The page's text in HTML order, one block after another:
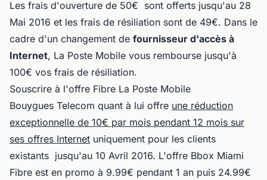
Les frais d'ouverture de 50€ sont offerts jusqu'au 28
Mai 2016 et les frais de résiliation sont de 49€. Dans le
cadre d'un changement de fournisseur d'accès à
Internet, La Poste Mobile vous rembourse jusqu'à
100€ vos frais de résiliation.
Souscrire à l'offre Fibre La Poste Mobile
Bouygues Telecom quant à lui offre une réduction
exceptionnelle de 10€ par mois pendant 12 mois sur
ses offres Internet uniquement pour les clients
existants jusqu'au 10 Avril 2016. L'offre Bbox Miami
Fibre est en promo à 9.99€ pendant 1 an puis 24.99€